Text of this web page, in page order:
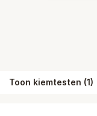
Toon kiemtesten (1)